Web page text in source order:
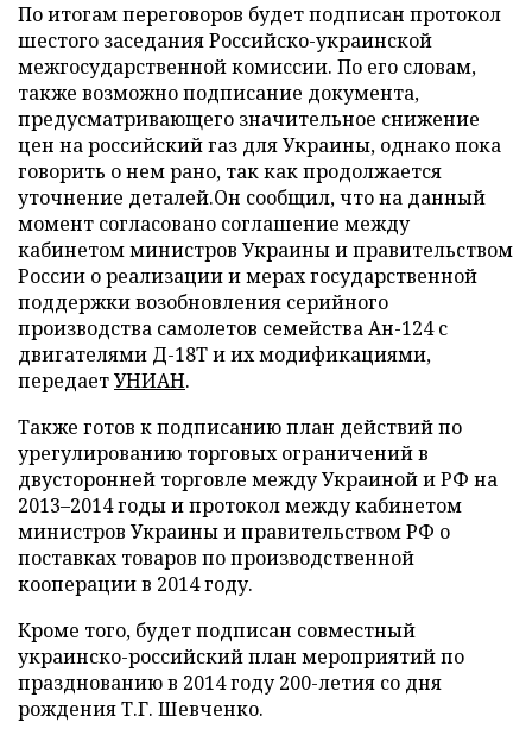
По итогам переговоров будет подписан протокол
шестого заседания Российско-украинской
межгосударственной комиссии. По его словам,
также возможно подписание документа,
предусматривающего значительное снижение
цен на российский газ для Украины, однако пока
говорить о нем рано, так как продолжается
уточнение деталей.Он сообщил, что на данный
момент согласовано соглашение между
кабинетом министров Украины и правительством
России о реализации и мерах государственной
поддержки возобновления серийного
производства самолетов семейства Ан-124 с
двигателями Д-18Т и их модификациями,
передаетУНИАН.
Также готов к подписанию план действий по
урегулированию торговых ограничений в
двусторонней торговле между Украиной и РФ на
2013–2014 годы и протокол между кабинетом
министров Украины и правительством РФ о
поставках товаров по производственной
кооперации в 2014 году.
Кроме того, будет подписан совместный
украинско-российский план мероприятий по
празднованию в 2014 году 200-летия со дня
рождения Т.Г. Шевченко.